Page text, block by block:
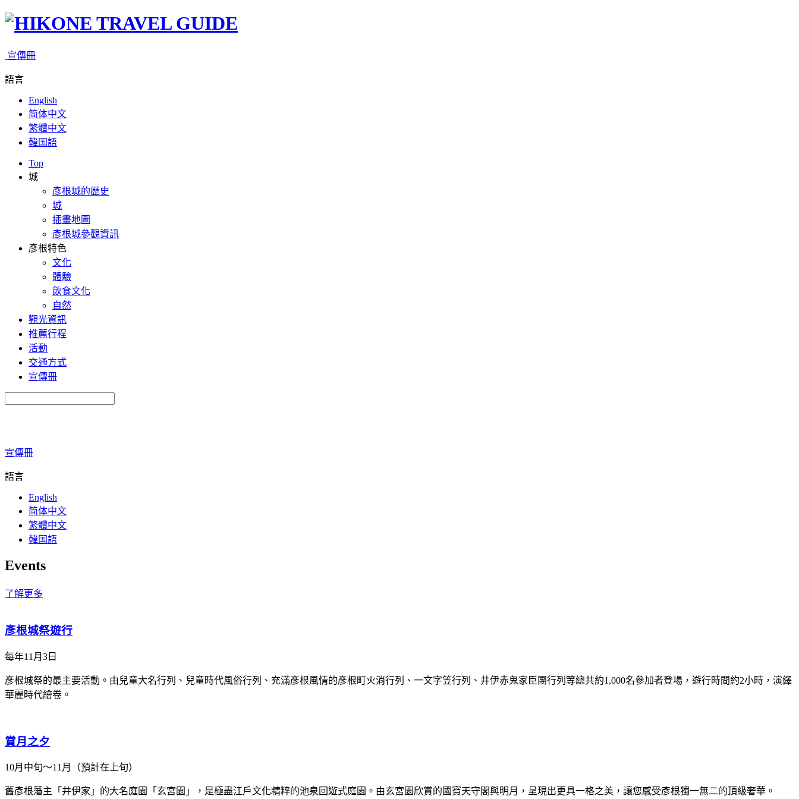
宣傳冊
語言
English
简体中文
繁體中文
韓国語
Top
城
彥根城的歷史
城
插畫地圖
彥根城參觀資訊
彥根特色
文化
體驗
飲食文化
自然
觀光資訊
推薦行程
活動
交通方式
宣傳冊
宣傳冊
語言
English
简体中文
繁體中文
韓国語
Events
了解更多
彥根城祭遊行
每年11月3日
彥根城祭的最主要活動。由兒童大名行列、兒童時代風俗行列、充滿彥根風情的彥根町火消行列、一文字笠行列、井伊赤鬼家臣團行列等總共約1,000名參加者登場，遊行時間約2小時，演繹
華麗時代繪卷。
賞月之夕
10月中旬～11月（預計在上旬）
舊彥根藩主「井伊家」的大名庭園「玄宮園」，是極盡江戶文化精粹的池泉回遊式庭園。由玄宮園欣賞的國寶天守閣與明月，呈現出更具一格之美，讓您感受彥根獨一無二的頂級奢華。